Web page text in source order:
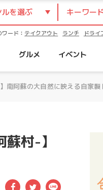
ワード：テイクアウト ランチ ドライ
グルメ イベント
南阿蘇の大自然に映える自家
村-】
Facebook
TwitterLINE